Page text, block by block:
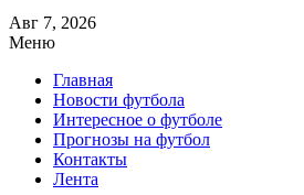
Авг 7, 2026
Меню
Главная
Новости футбола
Интересное о футболе
Прогнозы на футбол
Контакты
Лента